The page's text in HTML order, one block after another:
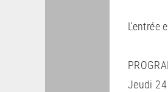
L'entrée
Jeudi